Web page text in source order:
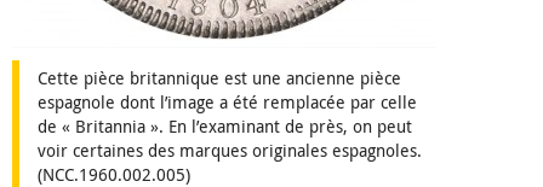
Cette pièce britannique est une ancienne pièce
espagnole dont l’image a été remplacée par celle
de « Britannia ». En l’examinant de près, on peut
voir certaines des marques originales espagnoles.
(NCC.1960.002.005)